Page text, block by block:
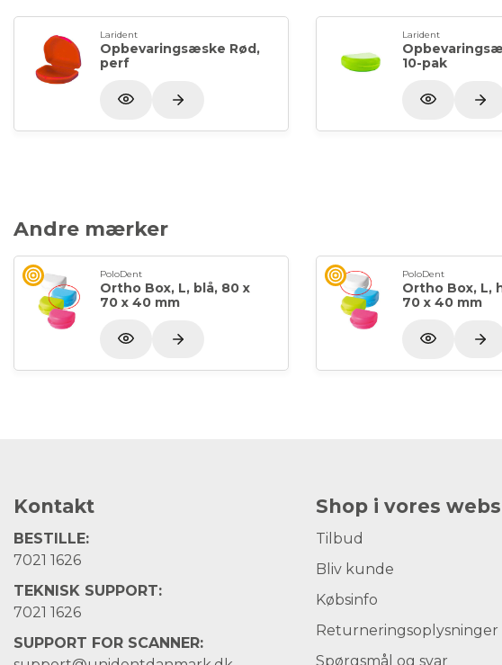
Larident
Opbevaringsæske Rød,
perf
Larident
10-pak
Andre mærker
PoloDent
Ortho Box, L, blå, 80 x
70 x 40 mm
PoloDent
Ortho Box, L,
70 x 40 mm
Kontakt
BESTILLE:
7021 1626
TEKNISK SUPPORT:
7021 1626
SUPPORT FOR SCANNER:
Shop i vores
Tilbud
Bliv kunde
Købsinfo
Returneringsoplysninger
Spørgsmål og svar